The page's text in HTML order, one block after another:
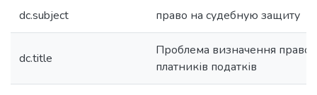
dc.subject право на судебную защиту
dc.title
Проблема визначення
платників податків